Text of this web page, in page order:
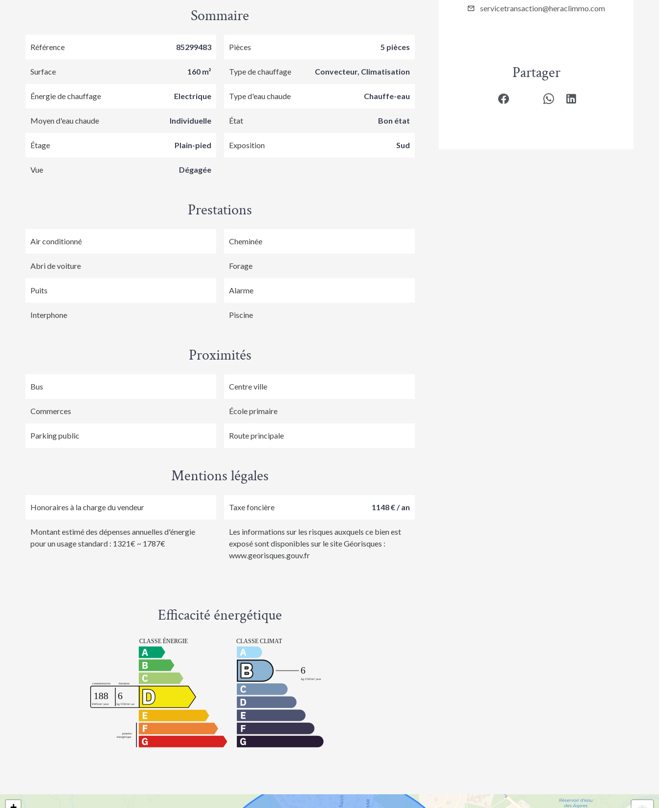
Sommaire
Référence 85299483 Pièces 5 pièces
Surface 160 m² Type de chauffage Convecteur, Climatisation
Énergie de chauffage Electrique Type d'eau chaude Chauffe-eau
Moyen d'eau chaude Individuelle État Bon état
Étage Plain-pied Exposition Sud
Vue Dégagée
Prestations
Air conditionné Cheminée
Abri de voiture Forage
Puits Alarme
Interphone Piscine
Proximités
Bus Centre ville
Commerces École primaire
Parking public Route principale
Mentions légales
Honoraires à la charge du vendeur Taxe foncière 1148 € / an
Montant estimé des dépenses annuelles d'énergie
pour un usage standard : 1321€ ~ 1787€
Les informations sur les risques auxquels ce bien est
exposé sont disponibles sur le site Géorisques :
www.georisques.gouv.fr
Efficacité énergétique
servicetransaction@heraclimmo.com
Partager